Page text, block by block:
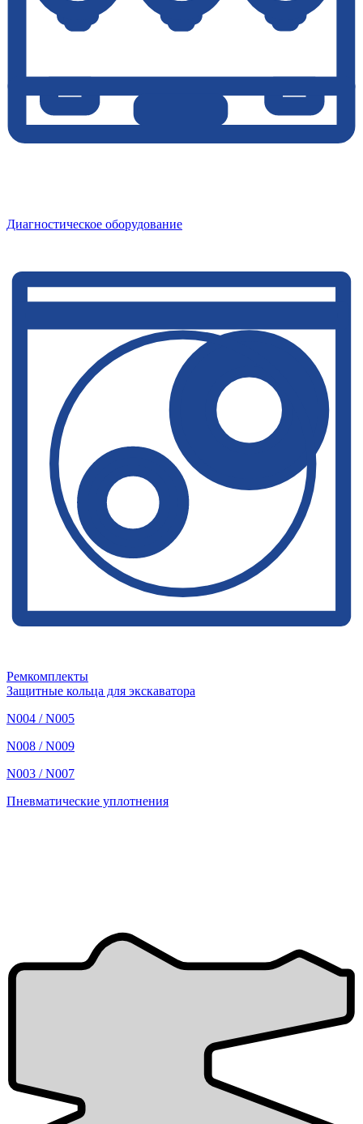
Диагностическое оборудование
Ремкомплекты
Защитные кольца для экскаватора
N004 / N005
N008 / N009
N003 / N007
Пневматические уплотнения